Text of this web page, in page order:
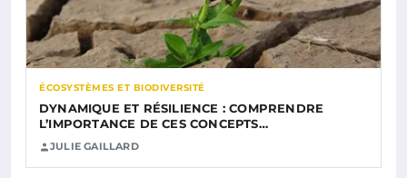
ÉCOSYSTÈMES ET BIODIVERSITÉ
DYNAMIQUE ET RÉSILIENCE : COMPRENDRE
L’IMPORTANCE DE CES CONCEPTS…
JULIE GAILLARD